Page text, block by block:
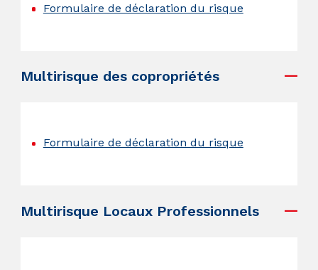
Formulaire de déclaration du risque
Multirisque des copropriétés
Formulaire de déclaration du risque
Multirisque Locaux Professionnels